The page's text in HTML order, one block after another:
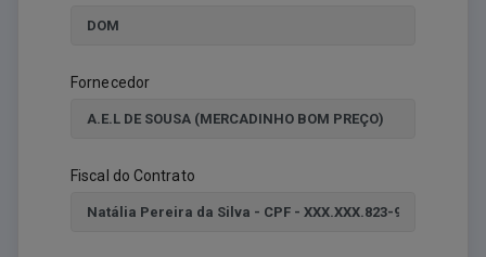
Fornecedor
Fiscal do Contrato